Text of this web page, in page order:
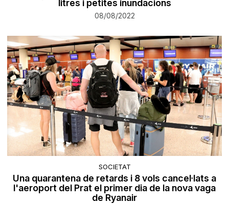
litres i petites inundacions
08/08/2022
SOCIETAT
Una quarantena de retards i 8 vols cancel·lats a
l'aeroport del Prat el primer dia de la nova vaga
de Ryanair